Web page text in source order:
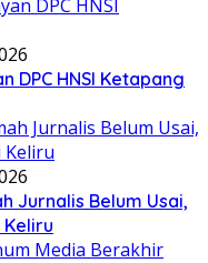
DPC HNSI Ketapang
Jurnalis Belum Usai,
Keliru